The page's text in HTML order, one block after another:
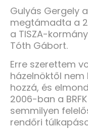
Gulyás Gergely
megtámadta a
a TISZA-
Tóth Gábort.
Erre szerettem
házelnöktől
hozzá, és
2006-ban a
semmilyen
rendőri